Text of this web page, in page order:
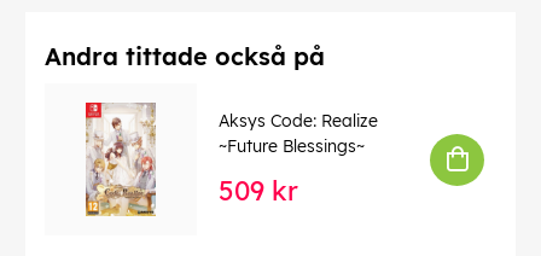
Andra tittade också på
Aksys Code: Realize
~Future Blessings~
509 kr